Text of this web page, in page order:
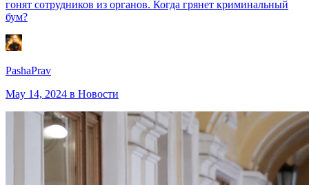
гонят сотрудников из органов. Когда грянет криминальный
бум?
PashaPrav
May 14, 2024 в Новости